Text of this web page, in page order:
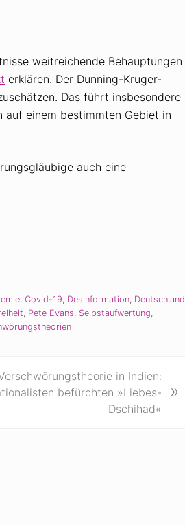
weitreichende Behauptungen
erklären. Der Dunning-Kruger-
Das führt insbesondere
auf einem bestimmten Gebiet in
auch eine
Covid-19 Desinformation Deutschland
Pete Evans Selbstaufwertung
in Indien:
befürchten »Liebes-
Dschihad«
»